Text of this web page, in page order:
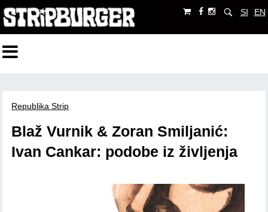
SI EN
Republika Strip
Blaž Vurnik & Zoran Smiljanić:
Ivan Cankar: podobe iz življenja